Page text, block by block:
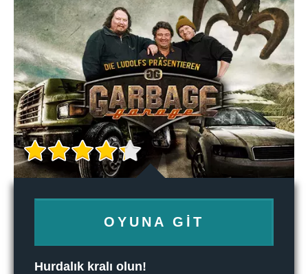
OYUNA GIT
Hurdalık kralı olun!